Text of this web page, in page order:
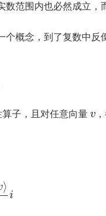
范围内也必然成立，
概念，到了复数中反
算子，且对任意向量v
⟩
i